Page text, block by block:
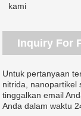
kami
Inquiry For
Untuk pertanyaan
nitrida, nanopartikel
tinggalkan email
Anda dalam waktu